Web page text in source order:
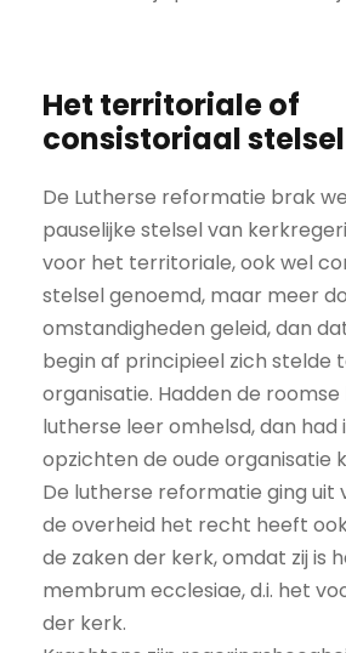
Het territoriale of
consistoriaal stelsel
De Lutherse reformatie brak
pauselijke stelsel van
voor het territoriale, ook wel
stelsel genoemd, maar meer
omstandigheden geleid, dan
begin af principieel zich stelde
organisatie. Hadden de
lutherse leer omhelsd, dan had
opzichten de oude organisatie
De lutherse reformatie ging uit
de overheid het recht heeft
de zaken der kerk, omdat zij is
membrum ecclesiae, d.i. het
der kerk.